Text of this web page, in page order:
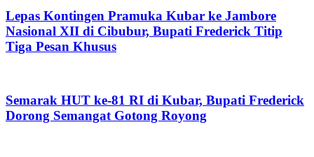
Lepas Kontingen Pramuka Kubar ke Jambore
Nasional XII di Cibubur, Bupati Frederick Titip
Tiga Pesan Khusus
Semarak HUT ke-81 RI di Kubar, Bupati Frederick
Dorong Semangat Gotong Royong